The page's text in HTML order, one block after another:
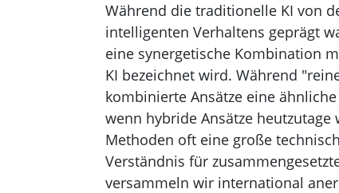
Während die traditionelle KI von
intelligenten Verhaltens geprägt
eine synergetische Kombination
KI bezeichnet wird. Während
kombinierte Ansätze eine
wenn hybride Ansätze
Methoden oft eine große
Verständnis für
versammeln wir international